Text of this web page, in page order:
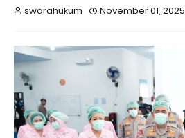
swarahukum November 01, 2025